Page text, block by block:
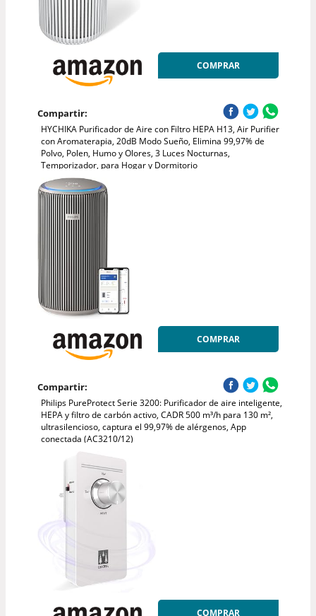
COMPRAR
Compartir:
HYCHIKA Purificador de Aire con Filtro HEPA H13, Air Purifier
con Aromaterapia, 20dB Modo Sueño, Elimina 99,97% de
Polvo, Polen, Humo y Olores, 3 Luces Nocturnas,
Temporizador, para Hogar y Dormitorio
COMPRAR
Compartir:
Philips PureProtect Serie 3200: Purificador de aire inteligente,
HEPA y filtro de carbón activo, CADR 500 m³/h para 130 m²,
ultrasilencioso, captura el 99,97% de alérgenos, App
conectada (AC3210/12)
COMPRAR